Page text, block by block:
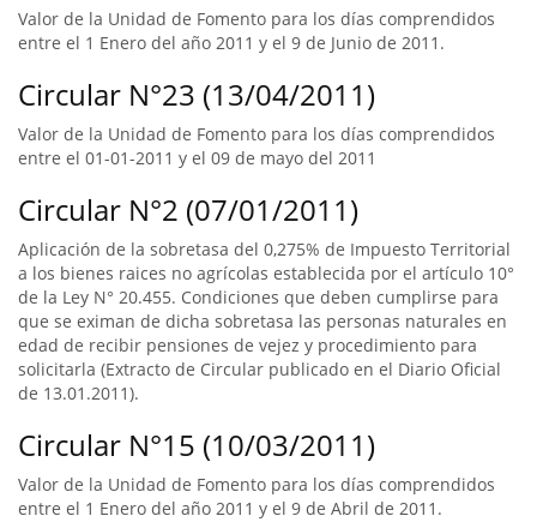
Valor de la Unidad de Fomento para los días comprendidos
entre el 1 Enero del año 2011 y el 9 de Junio de 2011.
Circular N°23 (13/04/2011)
Valor de la Unidad de Fomento para los días comprendidos
entre el 01-01-2011 y el 09 de mayo del 2011
Circular N°2 (07/01/2011)
Aplicación de la sobretasa del 0,275% de Impuesto Territorial
a los bienes raices no agrícolas establecida por el artículo 10°
de la Ley N° 20.455. Condiciones que deben cumplirse para
que se eximan de dicha sobretasa las personas naturales en
edad de recibir pensiones de vejez y procedimiento para
solicitarla (Extracto de Circular publicado en el Diario Oficial
de 13.01.2011).
Circular N°15 (10/03/2011)
Valor de la Unidad de Fomento para los días comprendidos
entre el 1 Enero del año 2011 y el 9 de Abril de 2011.